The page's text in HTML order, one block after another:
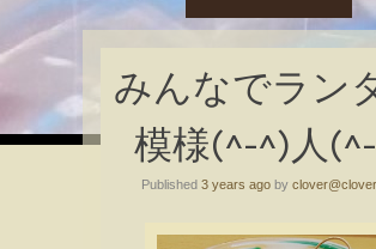
Skip
to
content
みんなでラン
模様(^-^)人
Published 3 years agoby